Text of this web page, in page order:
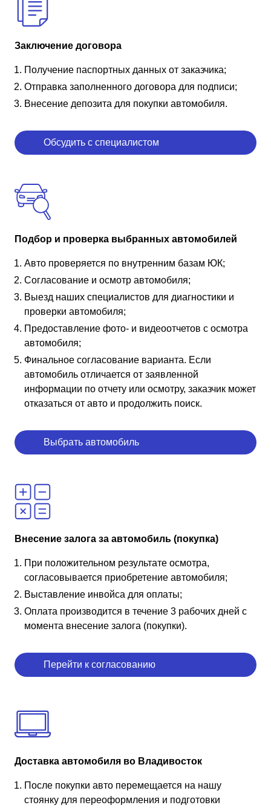
Заключение договора
Получение паспортных данных от заказчика;
Отправка заполненного договора для подписи;
Внесение депозита для покупки автомобиля.
Обсудить с специалистом
Подбор и проверка выбранных автомобилей
Авто проверяется по внутренним базам ЮК;
Согласование и осмотр автомобиля;
Выезд наших специалистов для диагностики и
проверки автомобиля;
Предоставление фото- и видеоотчетов с осмотра
автомобиля;
Финальное согласование варианта. Если
автомобиль отличается от заявленной
информации по отчету или осмотру, заказчик может
отказаться от авто и продолжить поиск.
Выбрать автомобиль
Внесение залога за автомобиль (покупка)
При положительном результате осмотра,
согласовывается приобретение автомобиля;
Выставление инвойса для оплаты;
Оплата производится в течение 3 рабочих дней с
момента внесение залога (покупки).
Перейти к согласованию
Доставка автомобиля во Владивосток
После покупки авто перемещается на нашу
стоянку для переоформления и подготовки